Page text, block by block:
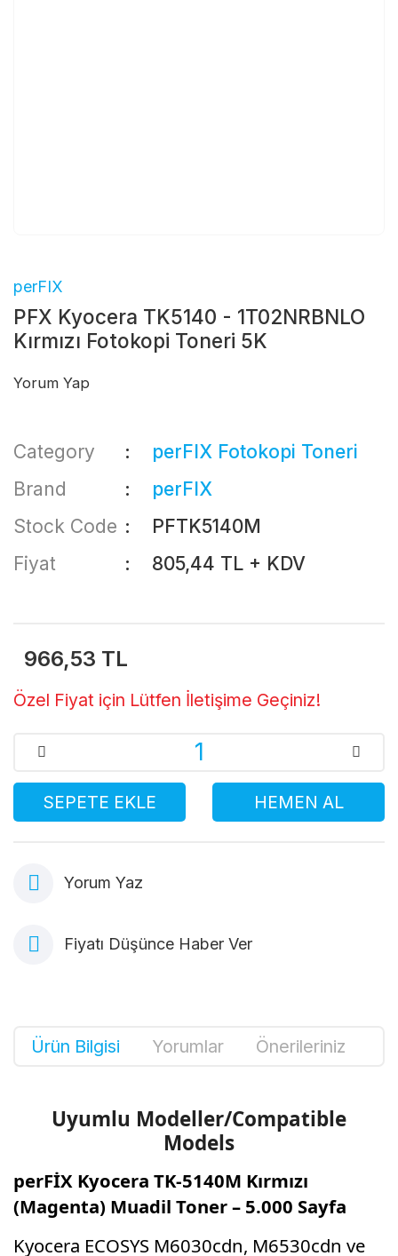
perFIX
PFX Kyocera TK5140 - 1T02NRBNLO
Kırmızı Fotokopi Toneri 5K
Yorum Yap
Category
perFIX Fotokopi Toneri
Brand
perFIX
Stock Code
PFTK5140M
Fiyat
805,44 TL + KDV
966,53 TL
Özel Fiyat için Lütfen İletişime Geçiniz!
SEPETE EKLE HEMEN AL
Yorum Yaz
Fiyatı Düşünce Haber Ver
Ürün Bilgisi Yorumlar Önerileriniz
Uyumlu Modeller/Compatible
Models
perFİX Kyocera TK-5140M Kırmızı
(Magenta) Muadil Toner – 5.000 Sayfa
Kyocera ECOSYS M6030cdn, M6530cdn ve